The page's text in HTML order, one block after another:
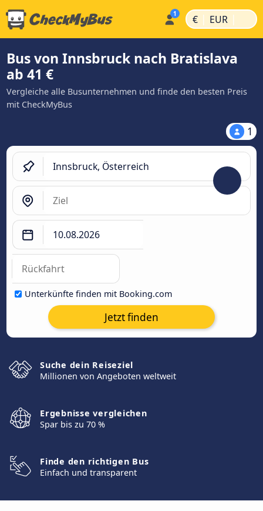
€ | EUR |
Bus von Innsbruck nach Bratislava
ab 41 €
Vergleiche alle Busunternehmen und finde den besten Preis
mit CheckMyBus
1
Unterkünfte finden mit Booking.com
Jetzt finden
Suche dein Reiseziel
Millionen von Angeboten weltweit
Ergebnisse vergleichen
Spar bis zu 70 %
Finde den richtigen Bus
Einfach und transparent